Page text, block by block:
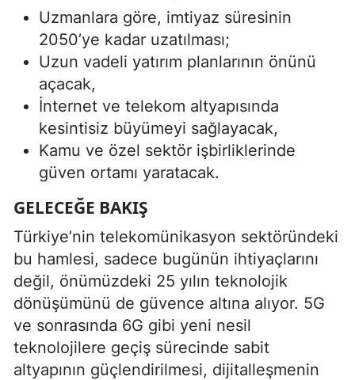
Uzmanlara göre, imtiyaz süresinin
2050’ye kadar uzatılması;
Uzun vadeli yatırım planlarının önünü
açacak,
İnternet ve telekom altyapısında
kesintisiz büyümeyi sağlayacak,
Kamu ve özel sektör işbirliklerinde
güven ortamı yaratacak.
GELECEĞE BAKIŞ
Türkiye’nin telekomünikasyon sektöründeki
bu hamlesi, sadece bugünün ihtiyaçlarını
değil, önümüzdeki 25 yılın teknolojik
dönüşümünü de güvence altına alıyor. 5G
ve sonrasında 6G gibi yeni nesil
teknolojilere geçiş sürecinde sabit
altyapının güçlendirilmesi, dijitalleşmenin